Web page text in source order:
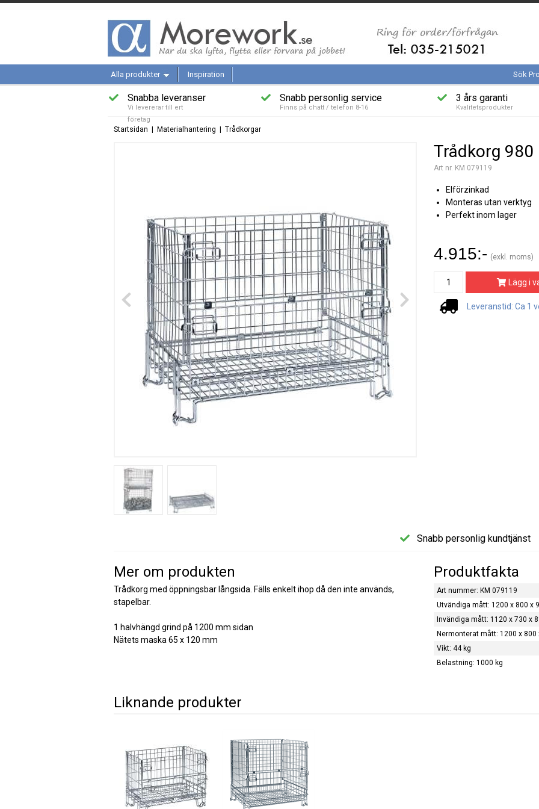
Alla produkter Inspiration Sök
Snabba leveranser
Vi levererar till ert
företag
Snabb personlig service
Finns på chatt / telefon 8-16
3 års garanti
Kvalitetsprodukter
Startsidan Materialhantering Trådkorgar
Trådkorg 980
Art nr. KM 079119
Elförzinkad
Monteras utan verktyg
Perfekt inom lager
4.915:- (exkl. moms)
Lägg i
Leveranstid: Ca 1
Snabb personlig kundtjänst
Mer om produkten
Trådkorg med öppningsbar långsida. Fälls enkelt ihop då den inte används,
stapelbar.
1 halvhängd grind på 1200 mm sidan
Nätets maska 65 x 120 mm
Produktfakta
Art nummer: KM 079119
Utvändiga mått: 1200 x 800 x
Invändiga mått: 1120 x 730 x
Nermonterat mått: 1200 x 800
Vikt: 44 kg
Belastning: 1000 kg
Liknande produkter